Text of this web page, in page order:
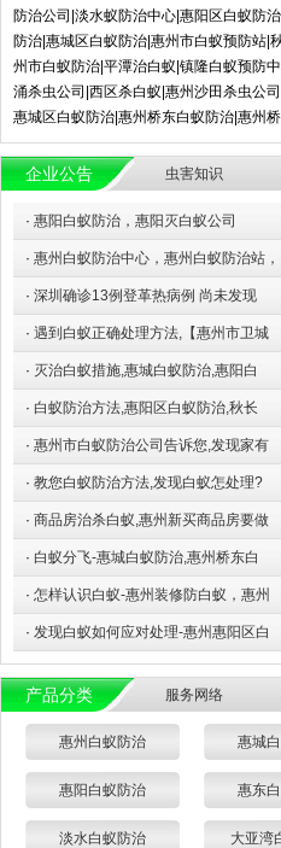
防治公司|淡水蚁防治中心|惠阳区白蚁防
防治|惠城区白蚁防治|惠州市白蚁预防站|
州市白蚁防治|平潭治白蚁|镇隆白蚁预防
涌杀虫公司|西区杀白蚁|惠州沙田杀虫公
惠城区白蚁防治|惠州桥东白蚁防治|惠州桥
企业公告 虫害知识
· 惠阳白蚁防治，惠阳灭白蚁公司
· 惠州白蚁防治中心，惠州白蚁防治站，
· 深圳确诊13例登革热病例 尚未发现
· 遇到白蚁正确处理方法,【惠州市卫城
· 灭治白蚁措施,惠城白蚁防治,惠阳白
· 白蚁防治方法,惠阳区白蚁防治,秋长
· 惠州市白蚁防治公司告诉您,发现家有
· 教您白蚁防治方法,发现白蚁怎处理?
· 商品房治杀白蚁,惠州新买商品房要做
· 白蚁分飞-惠城白蚁防治,惠州桥东白
· 怎样认识白蚁-惠州装修防白蚁，惠州
· 发现白蚁如何应对处理-惠州惠阳区白
产品分类 服务网络
惠州白蚁防治 惠城
惠阳白蚁防治 惠东
淡水白蚁防治 大亚湾